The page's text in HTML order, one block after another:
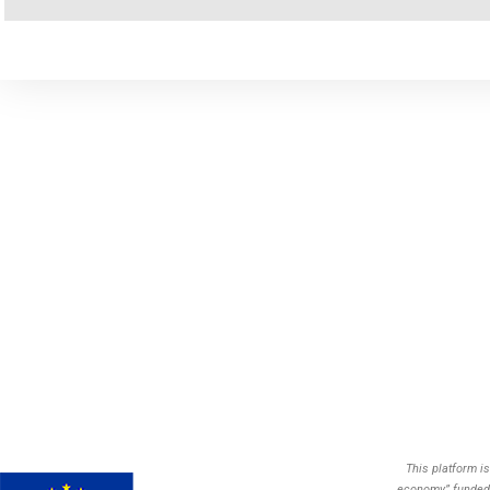
This platform